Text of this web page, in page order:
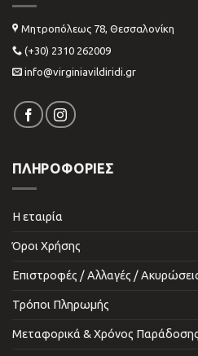
Μητροπόλεως 78, Θεσσαλονίκη
(+30) 2310 262009
info@virginiavildiridi.gr
ΠΛΗΡΟΦΟΡΙΕΣ
Η εταιρία
Όροι Χρήσης
Επιστροφές / Αλλαγές /
Τρόποι Πληρωμής
Μεταφορικά & Χρόνος Παράδοσης